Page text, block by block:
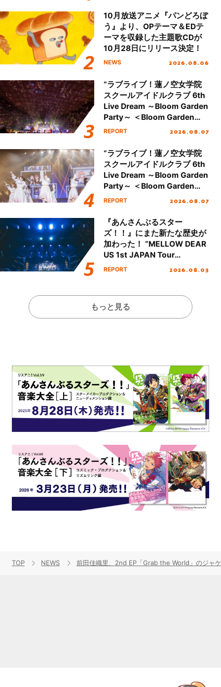
10月放送アニメ『パンどろぼ
う』より、OPテーマ＆EDテ
ーマを収録した主題歌CDが
10月28日にリリース決定！
NEWS 2026.08.06
“ラブライブ！蓮ノ空女学院
スクールアイドルクラブ 6th
Live Dream ～Bloom Garden
Party～ ＜Bloom Garden
Party Stage／埼玉公演＞”
REPORT 2026.08.07
“ラブライブ！蓮ノ空女学院
スクールアイドルクラブ 6th
Live Dream ～Bloom Garden
Party～ ＜Bloom Garden
Party Stage／埼玉公演＞”
REPORT 2026.08.07
『あんさんぶるスター
ズ！！』にまた新たな歴史が
加わった！ “MELLOW DEAR
US 1st JAPAN Tour
Final「NICE to meet YOU
REPORT 2026.08.03
もっと見る
TOP NEWS 前田佳織里、2nd EP「Grab the World」のジャ